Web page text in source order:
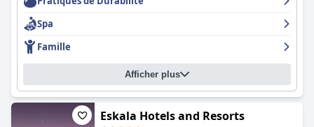
Spa
Famille
Afficher plus
Eskala Hotels and Resorts